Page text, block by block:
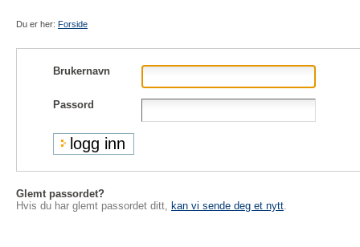
Du er her: Forside
Brukernavn
Passord
Glemt passordet?
Hvis du har glemt passordet ditt, kan vi sende deg et nytt